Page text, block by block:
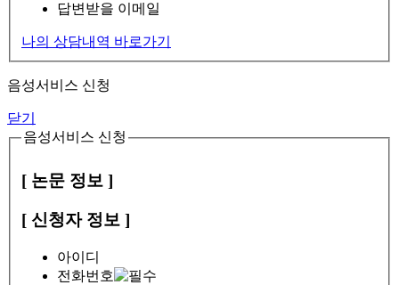
답변받을 이메일
나의 상담내역 바로가기
음성서비스 신청
닫기
음성서비스 신청
[ 논문 정보 ]
[ 신청자 정보 ]
아이디
전화번호